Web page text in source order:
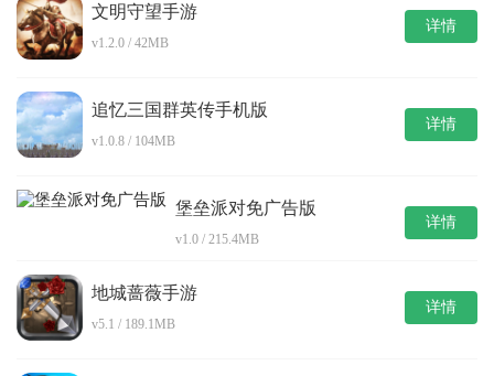
文明守望手游
v1.2.0 / 42MB
详情
追忆三国群英传手机版
v1.0.8 / 104MB
详情
堡垒派对免广告版
v1.0 / 215.4MB
详情
地城蔷薇手游
v5.1 / 189.1MB
详情